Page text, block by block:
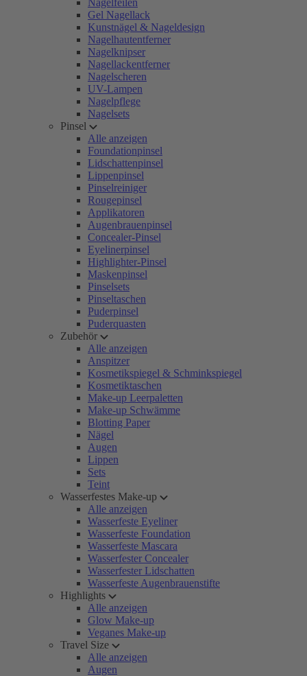
Nagelfeilen
Gel Nagellack
Kunstnägel & Nageldesign
Nagelhautentferner
Nagelknipser
Nagellackentferner
Nagelscheren
UV-Lampen
Nagelpflege
Nagelsets
Pinsel
Alle anzeigen
Foundationpinsel
Lidschattenpinsel
Lippenpinsel
Pinselreiniger
Rougepinsel
Applikatoren
Augenbrauenpinsel
Concealer-Pinsel
Eyelinerpinsel
Highlighter-Pinsel
Maskenpinsel
Pinselsets
Pinseltaschen
Puderpinsel
Puderquasten
Zubehör
Alle anzeigen
Anspitzer
Kosmetikspiegel & Schminkspiegel
Kosmetiktaschen
Make-up Leerpaletten
Make-up Schwämme
Blotting Paper
Nägel
Augen
Lippen
Sets
Teint
Wasserfestes Make-up
Alle anzeigen
Wasserfeste Eyeliner
Wasserfeste Foundation
Wasserfeste Mascara
Wasserfester Concealer
Wasserfester Lidschatten
Wasserfeste Augenbrauenstifte
Highlights
Alle anzeigen
Glow Make-up
Veganes Make-up
Travel Size
Alle anzeigen
Augen